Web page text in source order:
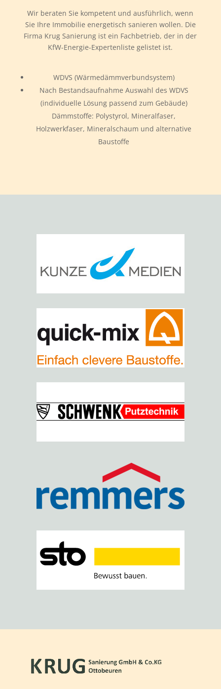
Wir beraten Sie kompetent und ausführlich, wenn
Sie Ihre Immobilie energetisch sanieren wollen. Die
Firma Krug Sanierung ist ein Fachbetrieb, der in der
KfW-Energie-Expertenliste gelistet ist.
WDVS (Wärmedämmverbundsystem)
Nach Bestandsaufnahme Auswahl des WDVS
(individuelle Lösung passend zum Gebäude)
Dämmstoffe: Polystyrol, Mineralfaser,
Holzwerkfaser, Mineralschaum und alternative
Baustoffe